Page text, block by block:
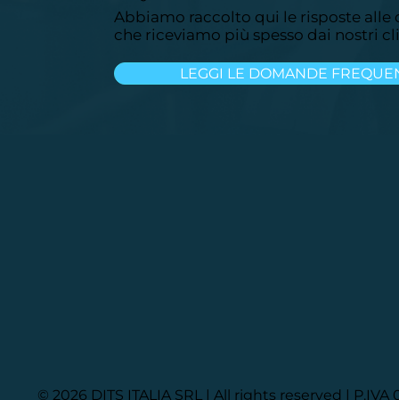
Abbiamo raccolto qui le risposte alle
che riceviamo più spesso dai nostri
LEGGI LE DOMANDE
© 2026 DITS ITALIA SRL | All rights reserved |